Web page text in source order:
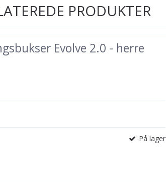
PRODUKTER
Evolve 2.0 - herre
På lager